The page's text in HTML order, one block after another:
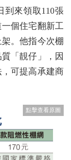
到來領取110張
個住宅翻新工
。他指今次棚
「靚仔」，因
可提高承建商